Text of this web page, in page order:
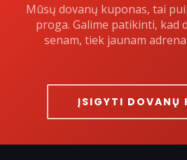
Mūsų dovanų kuponas, tai
proga. Galime patikinti, kad
senam, tiek jaunam
ĮSIGYTI DOVANŲ